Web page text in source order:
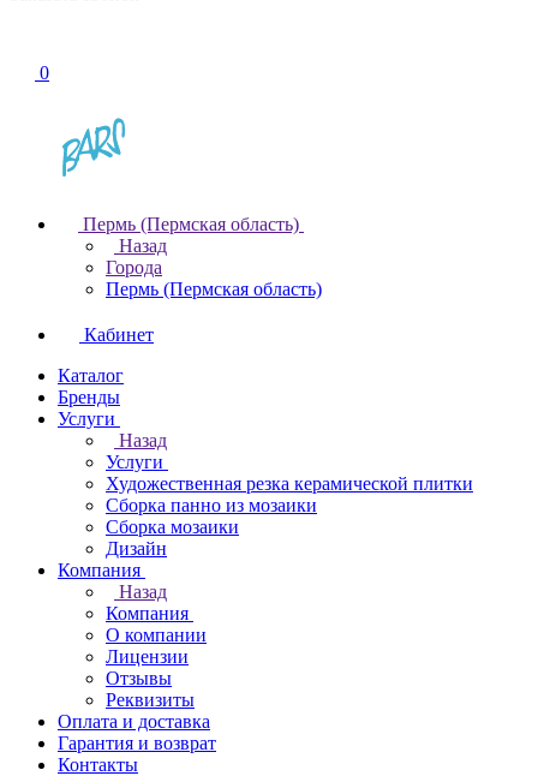
0
Пермь (Пермская область)
Назад
Города
Пермь (Пермская область)
Кабинет
Каталог
Бренды
Услуги
Назад
Услуги
Художественная резка керамической плитки
Сборка панно из мозаики
Сборка мозаики
Дизайн
Компания
Назад
Компания
О компании
Лицензии
Отзывы
Реквизиты
Оплата и доставка
Гарантия и возврат
Контакты